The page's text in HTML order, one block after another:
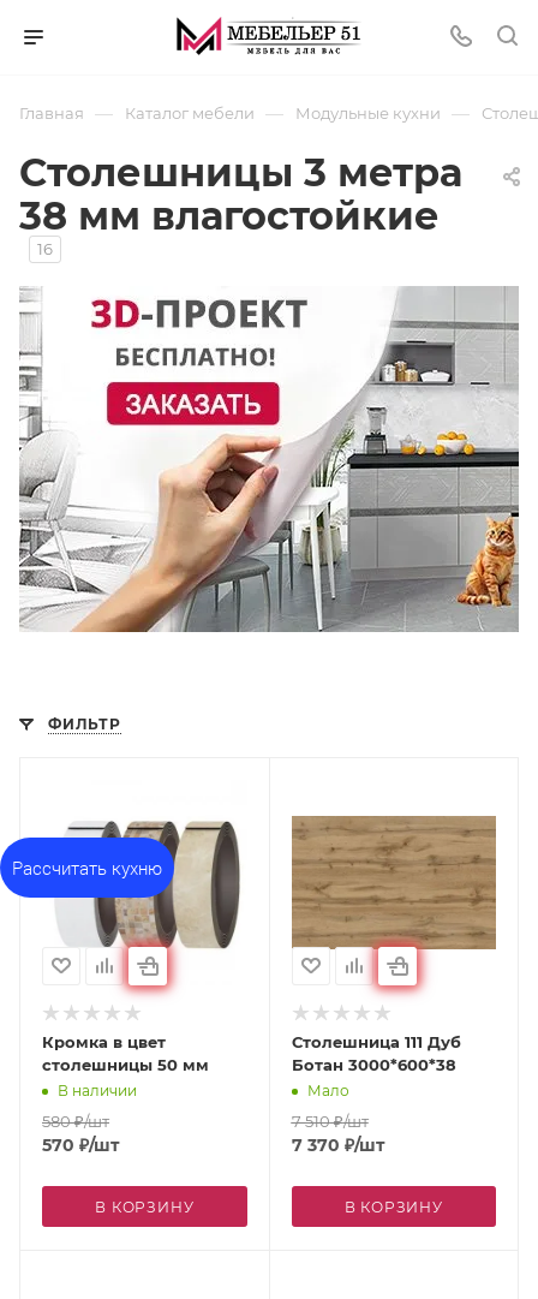
Главная — Каталог мебели — Модульные кухни —
Столешницы 3 метра
38 мм влагостойкие
16
ФИЛЬТР
Кромка в цвет
столешницы 50 мм
В наличии
580₽/шт
570 ₽/шт
В КОРЗИНУ
Столешница 111 Дуб
Ботан 3000*600*38
Мало
7 510₽/шт
7 370 ₽/шт
В КОРЗИНУ
Рассчитать кухню